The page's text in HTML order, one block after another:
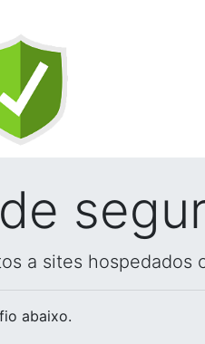
a sites hospedados
abaixo.